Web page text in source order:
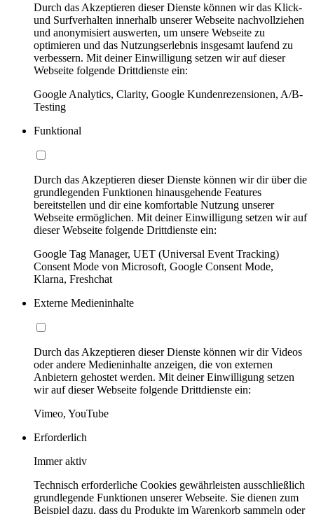
Durch das Akzeptieren dieser Dienste können wir das Klick-
und Surfverhalten innerhalb unserer Webseite nachvollziehen
und anonymisiert auswerten, um unsere Webseite zu
optimieren und das Nutzungserlebnis insgesamt laufend zu
verbessern. Mit deiner Einwilligung setzen wir auf dieser
Webseite folgende Drittdienste ein:
Google Analytics, Clarity, Google Kundenrezensionen, A/B-
Testing
Funktional
Durch das Akzeptieren dieser Dienste können wir dir über die
grundlegenden Funktionen hinausgehende Features
bereitstellen und dir eine komfortable Nutzung unserer
Webseite ermöglichen. Mit deiner Einwilligung setzen wir auf
dieser Webseite folgende Drittdienste ein:
Google Tag Manager, UET (Universal Event Tracking)
Consent Mode von Microsoft, Google Consent Mode,
Klarna, Freshchat
Externe Medieninhalte
Durch das Akzeptieren dieser Dienste können wir dir Videos
oder andere Medieninhalte anzeigen, die von externen
Anbietern gehostet werden. Mit deiner Einwilligung setzen
wir auf dieser Webseite folgende Drittdienste ein:
Vimeo, YouTube
Erforderlich
Immer aktiv
Technisch erforderliche Cookies gewährleisten ausschließlich
grundlegende Funktionen unserer Webseite. Sie dienen zum
Beispiel dazu, dass du Produkte im Warenkorb sammeln oder